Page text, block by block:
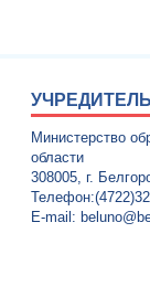
Министерство
области
308005, г.
E-mail: